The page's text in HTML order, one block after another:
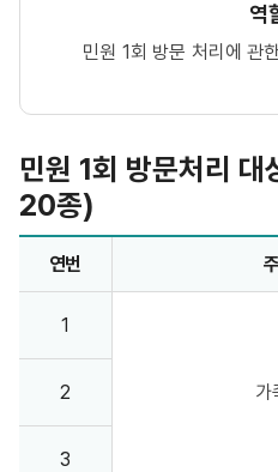
역
민원 1회 방문 처리에 관
민원 1회 방문처리
20종)
민원 1회 방문처리 대상 민원(주요 민원 20종) - 연번, 주관부서, 민원명 정보제공
연번
1
가
2
3